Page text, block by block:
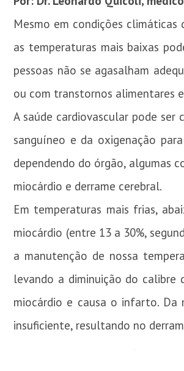
Mesmo em condições
as temperaturas mais baixas
pessoas não se agasalham
ou com transtornos alimentares
A saúde cardiovascular pode
sanguíneo e da oxigenação
dependendo do órgão, algumas
miocárdio e derrame cerebral.
Em temperaturas mais frias,
miocárdio (entre 13 a 30%,
a manutenção de nossa
levando a diminuição do calibre
miocárdio e causa o infarto. Da
insuficiente, resultando no